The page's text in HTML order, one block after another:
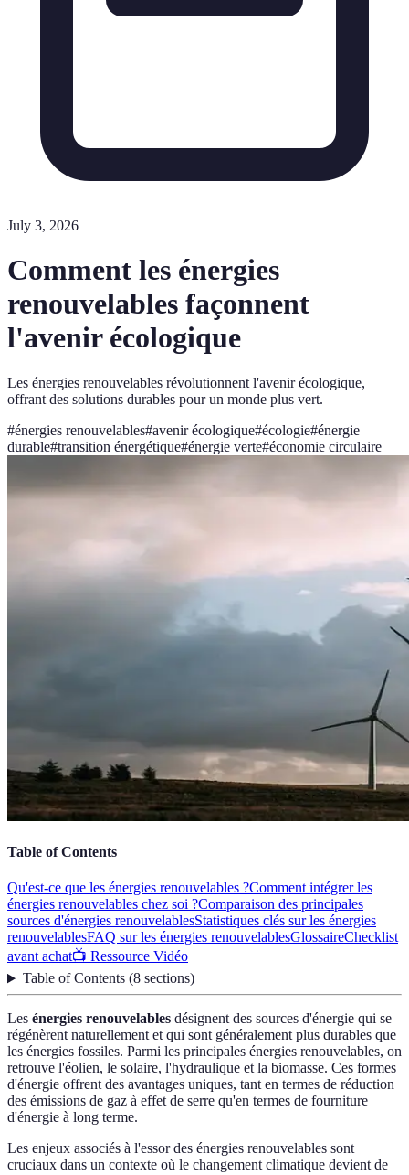
July 3, 2026
Comment les énergies
renouvelables façonnent
l'avenir écologique
Les énergies renouvelables révolutionnent l'avenir écologique,
offrant des solutions durables pour un monde plus vert.
#énergies renouvelables#avenir écologique#écologie#énergie
durable#transition énergétique#énergie verte#économie circulaire
Table of Contents
Qu'est-ce que les énergies renouvelables ?Comment intégrer les
énergies renouvelables chez soi ?Comparaison des principales
sources d'énergies renouvelablesStatistiques clés sur les énergies
renouvelablesFAQ sur les énergies renouvelablesGlossaireChecklist
avant achat📺 Ressource Vidéo
Table of Contents(8 sections)
Les énergies renouvelables désignent des sources d'énergie qui se
régénèrent naturellement et qui sont généralement plus durables que
les énergies fossiles. Parmi les principales énergies renouvelables, on
retrouve l'éolien, le solaire, l'hydraulique et la biomasse. Ces formes
d'énergie offrent des avantages uniques, tant en termes de réduction
des émissions de gaz à effet de serre qu'en termes de fourniture
d'énergie à long terme.
Les enjeux associés à l'essor des énergies renouvelables sont
cruciaux dans un contexte où le changement climatique devient de